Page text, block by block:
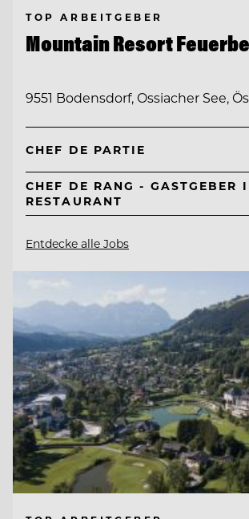
TOP ARBEITGEBER
Mountain Resort
9551 Bodensdorf, Ossiacher See,
CHEF DE PARTIE
CHEF DE RANG - GASTGEBER
RESTAURANT
Entdecke alle Jobs